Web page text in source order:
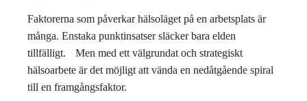
Faktorerna som påverkar hälsoläget på en arbetsplats är
många. Enstaka punktinsatser släcker bara elden
tillfälligt. Men med ett välgrundat och strategiskt
hälsoarbete är det möjligt att vända en nedåtgående spiral
till en framgångsfaktor.